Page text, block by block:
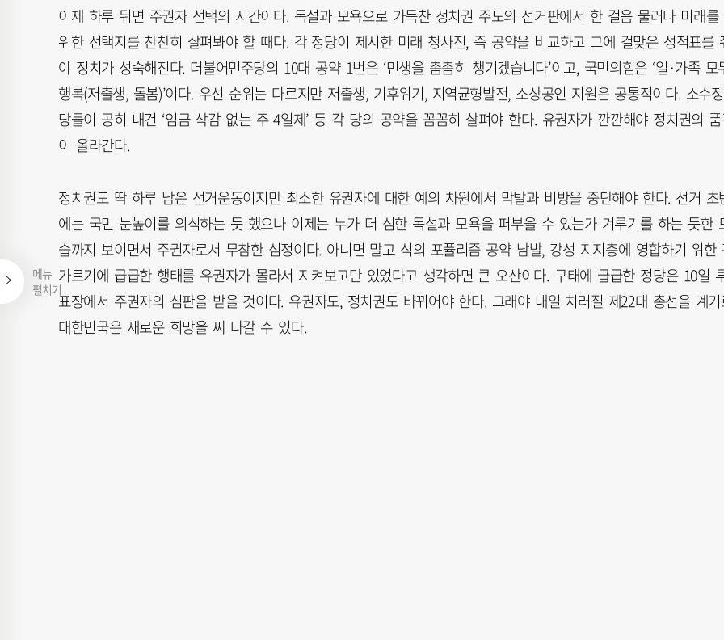
메뉴
펼치기
이제 하루 뒤면 주권자 선택의 시간이다. 독설과 모욕으로 가득찬 정치권 주도의 선거판에서 한 걸음 물러나 미래를
위한 선택지를 찬찬히 살펴봐야 할 때다. 각 정당이 제시한 미래 청사진, 즉 공약을 비교하고 그에 걸맞은 성적표를
야 정치가 성숙해진다. 더불어민주당의 10대 공약 1번은 ‘민생을 촘촘히 챙기겠습니다’이고, 국민의힘은 ‘일·가족 모
행복(저출생, 돌봄)’이다. 우선 순위는 다르지만 저출생, 기후위기, 지역균형발전, 소상공인 지원은 공통적이다. 소수정
당들이 공히 내건 ‘임금 삭감 없는 주 4일제’ 등 각 당의 공약을 꼼꼼히 살펴야 한다. 유권자가 깐깐해야 정치권의 품
이 올라간다.
정치권도 딱 하루 남은 선거운동이지만 최소한 유권자에 대한 예의 차원에서 막발과 비방을 중단해야 한다. 선거 초
에는 국민 눈높이를 의식하는 듯 했으나 이제는 누가 더 심한 독설과 모욕을 퍼부을 수 있는가 겨루기를 하는 듯한
습까지 보이면서 주권자로서 무참한 심정이다. 아니면 말고 식의 포퓰리즘 공약 남발, 강성 지지층에 영합하기 위한
가르기에 급급한 행태를 유권자가 몰라서 지켜보고만 있었다고 생각하면 큰 오산이다. 구태에 급급한 정당은 10일
표장에서 주권자의 심판을 받을 것이다. 유권자도, 정치권도 바뀌어야 한다. 그래야 내일 치러질 제22대 총선을 계
대한민국은 새로운 희망을 써 나갈 수 있다.